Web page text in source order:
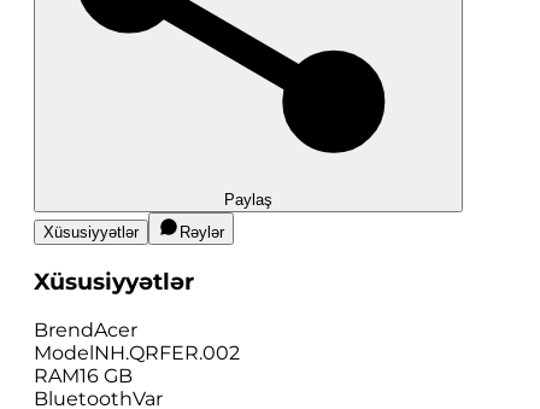
Paylaş
Xüsusiyyətlər
Rəylər
Xüsusiyyətlər
BrendAcer
ModelNH.QRFER.002
RAM16 GB
BluetoothVar